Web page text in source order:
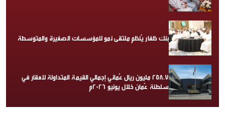
بنك ظفار يُنظم ملتقى نمو للمؤسسات الصغيرة والمتوسطة
258.7 مليون ريال عُماني إجمالي القيمة المتداولة للعقار في
سلطنة عُمان خلال يونيو 2026م